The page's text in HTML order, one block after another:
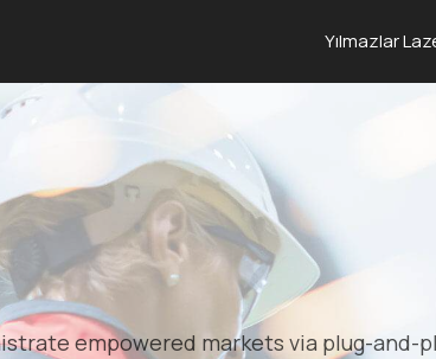
Yılmazlar
empowered markets via plug-and-